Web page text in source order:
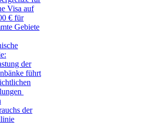
Visa auf
€ für
Gebiete
der
führt
der